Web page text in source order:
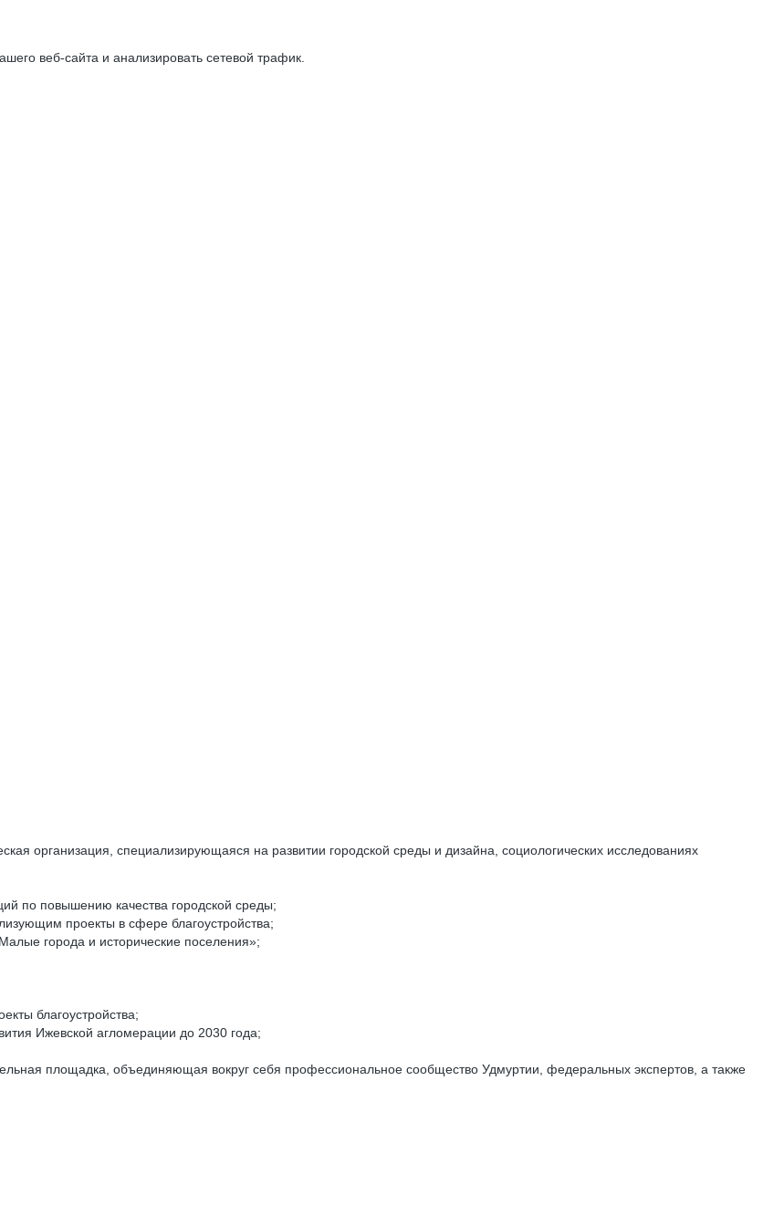
веб-сайта и анализировать сетевой трафик.
организация, специализирующаяся на развитии городской среды и дизайна, социологических исследованиях
по повышению качества городской среды;
проекты в сфере благоустройства;
города и исторические поселения»;
благоустройства;
Ижевской агломерации до 2030 года;
площадка, объединяющая вокруг себя профессиональное сообщество Удмуртии, федеральных экспертов, а также